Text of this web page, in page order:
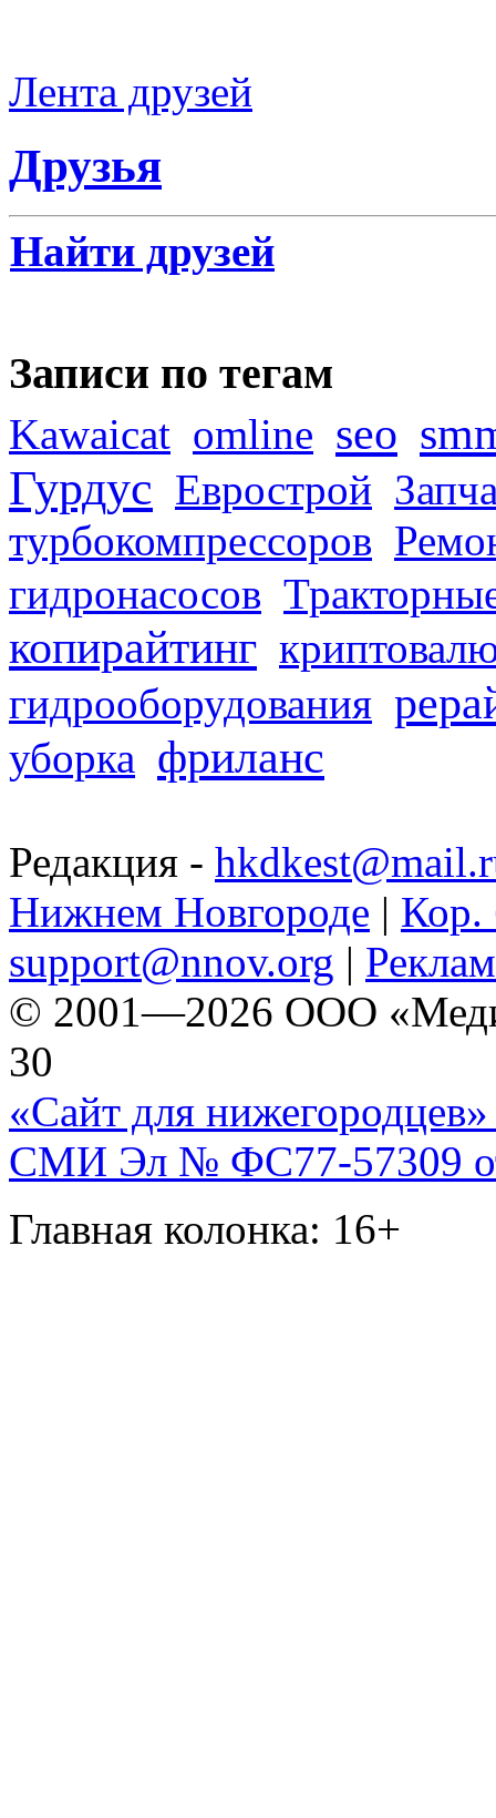
Лента друзей
Друзья
Найти друзей
Записи по тегам
Kawaicat omline seo
Гурдус Еврострой
турбокомпрессоров
гидронасосов
копирайтинг
гидрооборудования
уборка фриланс
Редакция -
Нижнем Новгороде | Кор.
support@nnov.org |
© 2001—2026 ООО
30
«Сайт для нижегородцев»
СМИ Эл № ФС77-57309
Главная колонка: 16+